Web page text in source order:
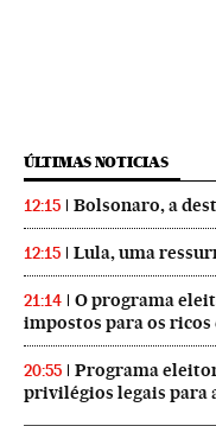
ÚLTIMAS NOTICIAS
12:15 Bolsonaro, a
12:15 Lula, uma
21:14
O programa
impostos para os
20:55
Programa
privilégios legais para